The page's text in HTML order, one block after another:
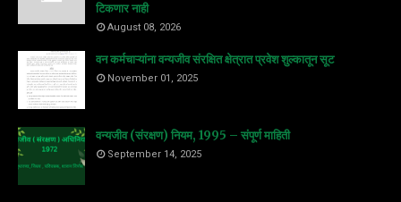
टिकणार नाही
August 08, 2026
वन कर्मचाऱ्यांना वन्यजीव संरक्षित क्षेत्रात प्रवेश शुल्कातून सूट
November 01, 2025
वन्यजीव (संरक्षण) नियम, 1995 – संपूर्ण माहिती
September 14, 2025